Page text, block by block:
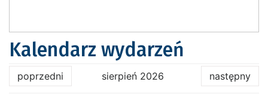
Kalendarz wydarzeń
poprzedni sierpień 2026 następny